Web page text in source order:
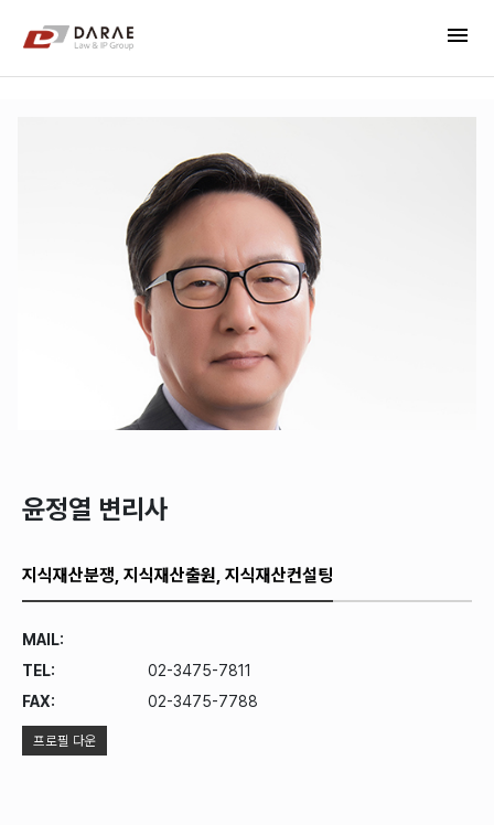
menu
윤정열 변리사
지식재산분쟁, 지식재산출원, 지식재산컨설팅
MAIL:
TEL:
02-3475-7811
FAX:
02-3475-7788
프로필 다운